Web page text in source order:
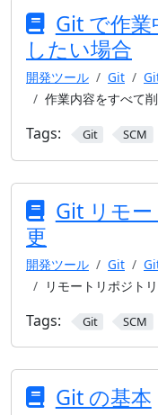
Git で作
したい場合
開発ツール Git
作業内容をすべて
Tags: Git SCM
Git リモ
更
開発ツール Git
リモートリポジト
Tags: Git SCM
Git の基本